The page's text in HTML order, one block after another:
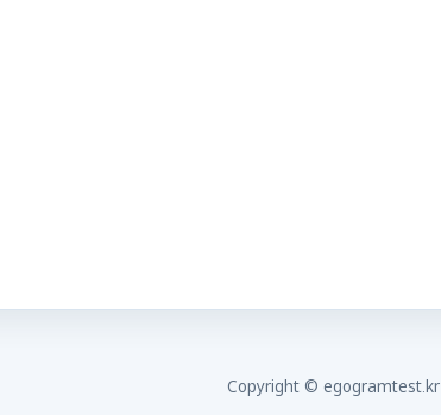
Copyright © egogramtest.kr